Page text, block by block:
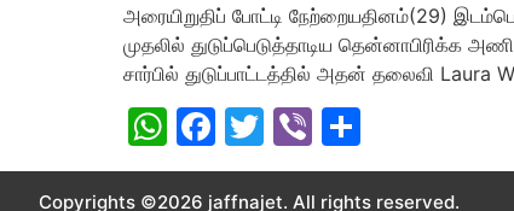
அரையிறுதிப் போட்டி நேற்றையதினம்(29)
முதலில் துடுப்பெடுத்தாடிய
சார்பில் துடுப்பாட்டத்தில் அதன் தலைவி
WhatsApp
Facebook
Twitter
Viber
Copyrights ©2026 jaffnajet. All rights reserved.